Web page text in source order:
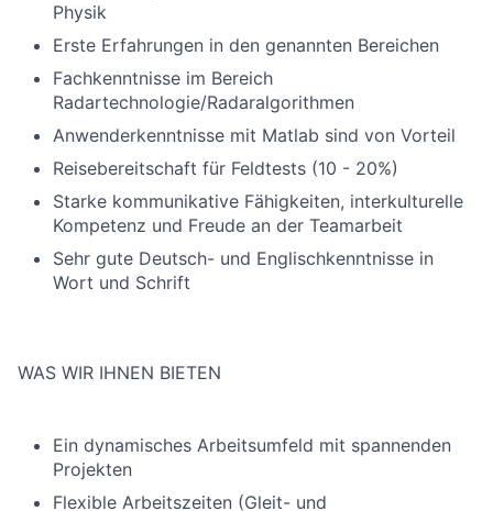
Physik
Erste Erfahrungen in den genannten Bereichen
Fachkenntnisse im Bereich
Radartechnologie/Radaralgorithmen
Anwenderkenntnisse mit Matlab sind von Vorteil
Reisebereitschaft für Feldtests (10 - 20%)
Starke kommunikative Fähigkeiten, interkulturelle
Kompetenz und Freude an der Teamarbeit
Sehr gute Deutsch- und Englischkenntnisse in
Wort und Schrift
WAS WIR IHNEN BIETEN
Ein dynamisches Arbeitsumfeld mit spannenden
Projekten
Flexible Arbeitszeiten (Gleit- und